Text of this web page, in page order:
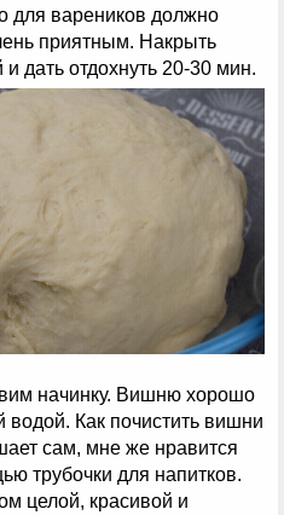
для вареников должно
приятным. Накрыть
дать отдохнуть 20-30 мин.
начинку. Вишню хорошо
водой. Как почистить вишни
сам, мне же нравится
трубочки для напитков.
целой, красивой и